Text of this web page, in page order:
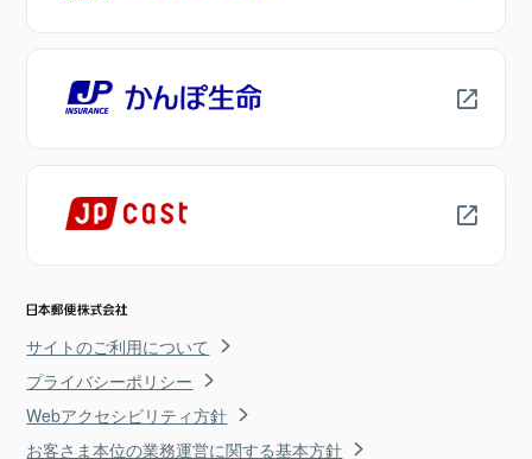
サイトのご利用について
プライバシーポリシー
Webアクセシビリティ方針
お客さま本位の業務運営に関する基本方針